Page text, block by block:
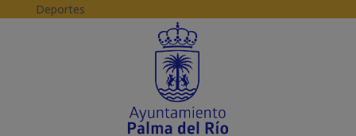
Skip to content
Deportes